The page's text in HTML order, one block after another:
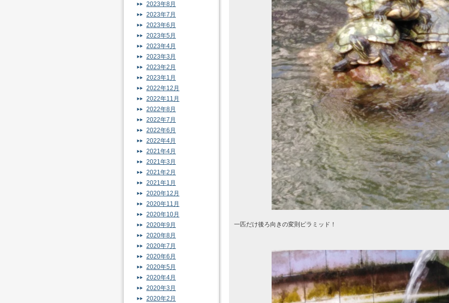
一匹だけ後ろ向きの変則ピラミッド！
2023年8月
2023年7月
2023年6月
2023年5月
2023年4月
2023年3月
2023年2月
2023年1月
2022年12月
2022年11月
2022年8月
2022年7月
2022年6月
2022年4月
2021年4月
2021年3月
2021年2月
2021年1月
2020年12月
2020年11月
2020年10月
2020年9月
2020年8月
2020年7月
2020年6月
2020年5月
2020年4月
2020年3月
2020年2月